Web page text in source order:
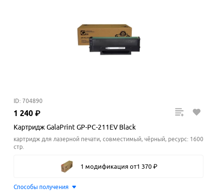
ID: 704890
1 240 ₽
Картридж GalaPrint GP-PC-211EV Black
картридж для лазерной печати, совместимый, чёрный, ресурс: 1600
стр.
1 модификация от1 370 ₽
Способы получения